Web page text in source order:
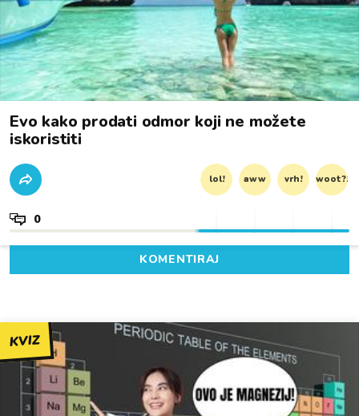
Evo kako prodati odmor koji ne možete
iskoristiti
lol! aww vrh! woot?!
0
KOMENTIRAJ
KVIZ